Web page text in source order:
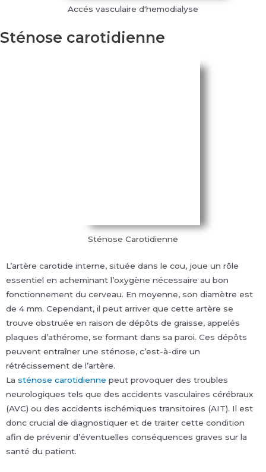
Accés vasculaire d'hemodialyse
Sténose carotidienne
Sténose Carotidienne
L’artère carotide interne, située dans le cou, joue un rôle
essentiel en acheminant l’oxygène nécessaire au bon
fonctionnement du cerveau. En moyenne, son diamètre est
de 4 mm. Cependant, il peut arriver que cette artère se
trouve obstruée en raison de dépôts de graisse, appelés
plaques d’athérome, se formant dans sa paroi. Ces dépôts
peuvent entraîner une sténose, c’est-à-dire un
rétrécissement de l’artère.
La sténose carotidienne peut provoquer des troubles
neurologiques tels que des accidents vasculaires cérébraux
(AVC) ou des accidents ischémiques transitoires (AIT). Il est
donc crucial de diagnostiquer et de traiter cette condition
afin de prévenir d’éventuelles conséquences graves sur la
santé du patient.